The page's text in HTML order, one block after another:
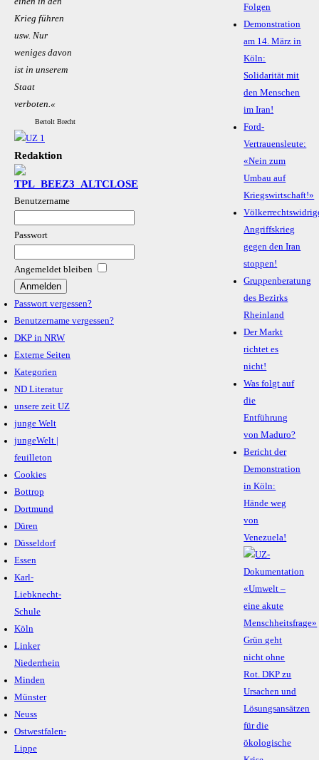
Krieg führen
usw. Nur
weniges davon
ist in unserem
Staat
verboten.«
Bertolt Brecht
Redaktion
Benutzername
Passwort
Angemeldet bleiben
Passwort vergessen?
Benutzername vergessen?
DKP in NRW
Externe Seiten
Kategorien
ND Literatur
unsere zeit UZ
junge Welt
jungeWelt |
feuilleton
Cookies
Bottrop
Dortmund
Düren
Düsseldorf
Essen
Karl-
Liebknecht-
Schule
Köln
Linker
Niederrhein
Minden
Münster
Neuss
Ostwestfalen-
Lippe
Folgen
Demonstration
am 14. März in
Köln:
Solidarität mit
den Menschen
im Iran!
Ford-
Vertrauensleute:
«Nein zum
Umbau auf
Kriegswirtschaft!»
Angriffskrieg
gegen den Iran
stoppen!
Gruppenberatung
des Bezirks
Rheinland
Der Markt
richtet es
nicht!
Was folgt auf
die
Entführung
von Maduro?
Bericht der
Demonstration
in Köln:
Hände weg
von
Venezuela!